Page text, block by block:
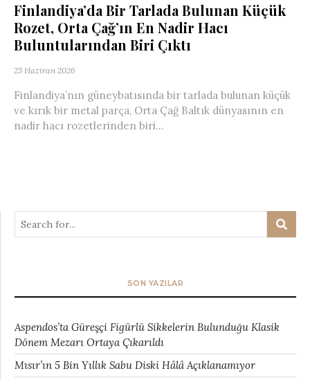
Finlandiya’da Bir Tarlada Bulunan Küçük
Rozet, Orta Çağ’ın En Nadir Hacı
Buluntularından Biri Çıktı
25 Haziran 2026
Finlandiya’nın güneybatısında bir tarlada bulunan küçük
ve kırık bir metal parça, Orta Çağ Baltık dünyasının en
nadir hacı rozetlerinden biri...
SON YAZILAR
Aspendos’ta Güreşçi Figürlü Sikkelerin Bulunduğu Klasik
Dönem Mezarı Ortaya Çıkarıldı
Mısır’ın 5 Bin Yıllık Sabu Diski Hâlâ Açıklanamıyor